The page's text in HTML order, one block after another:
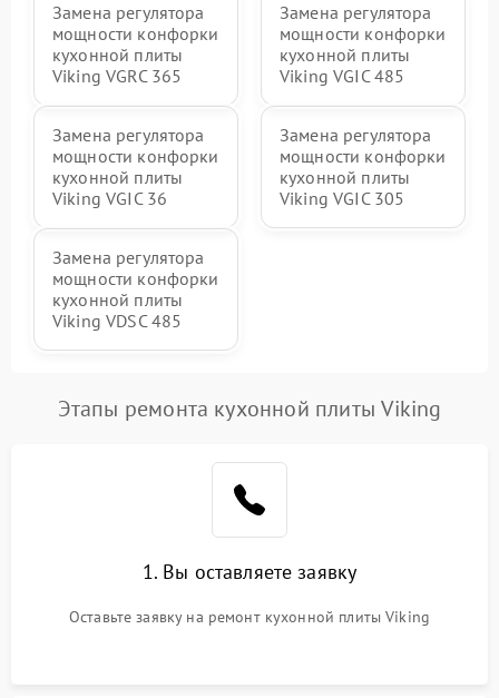
Замена регулятора
мощности конфорки
кухонной плиты
Viking VGRC 365
Замена регулятора
мощности конфорки
кухонной плиты
Viking VGIC 485
Замена регулятора
мощности конфорки
кухонной плиты
Viking VGIC 36
Замена регулятора
мощности конфорки
кухонной плиты
Viking VGIC 305
Замена регулятора
мощности конфорки
кухонной плиты
Viking VDSC 485
Этапы ремонта кухонной плиты Viking
1. Вы оставляете заявку
Оставьте заявку на ремонт кухонной плиты Viking